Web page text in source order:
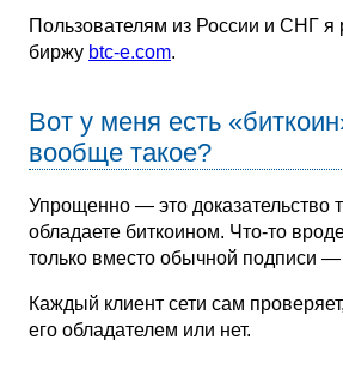
Пользователям из России и СНГ я
биржу btc-e.com.
Вот у меня есть
вообще такое?
Упрощенно — это доказательство
обладаете биткоином. Что-то
только вместо обычной подписи
Каждый клиент сети сам
его обладателем или нет.